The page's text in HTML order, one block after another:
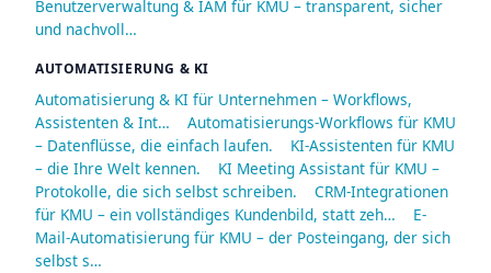
Benutzerverwaltung & IAM für KMU – transparent, sicher
und nachvoll…
AUTOMATISIERUNG & KI
Automatisierung & KI für Unternehmen – Workflows,
Assistenten & Int…
Automatisierungs-Workflows für KMU
– Datenflüsse, die einfach laufen.
KI-Assistenten für KMU
– die Ihre Welt kennen.
KI Meeting Assistant für KMU –
Protokolle, die sich selbst schreiben.
CRM-Integrationen
für KMU – ein vollständiges Kundenbild, statt zeh…
E-
Mail-Automatisierung für KMU – der Posteingang, der sich
selbst s…